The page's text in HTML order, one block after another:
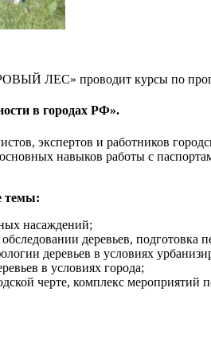
ЛЕС» проводит курсы по
в городах РФ».
экспертов и работников
навыков работы с
темы:
насаждений;
деревьев, подготовка
деревьев в условиях
в условиях города;
черте, комплекс